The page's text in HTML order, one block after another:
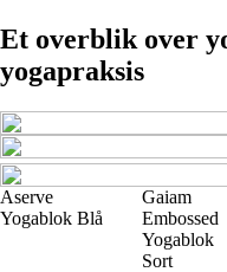
Et overblik over
yogapraksis
Aserve
Yogablok Blå
Gaiam
Embossed
Yogablok
Sort